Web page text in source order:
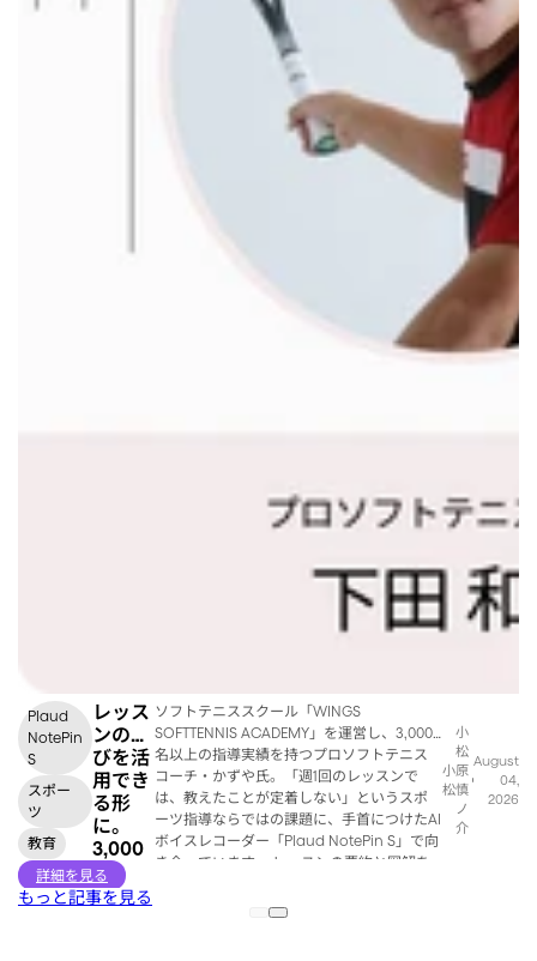
Plaud
NotePin
S
スポー
ツ
教育
レッス
ンの学
びを活
用でき
る形
に。
3,000
名を指
導する
ソフトテニススクール「WINGS
SOFTTENNIS ACADEMY」を運営し、3,000
名以上の指導実績を持つプロソフトテニス
コーチ・かずや氏。「週1回のレッスンで
は、教えたことが定着しない」というスポ
ーツ指導ならではの課題に、手首につけたAI
ボイスレコーダー「Plaud NotePin S」で向
き合っています。 レッスンの要約と図解を
びが定着するだけでなく、親子のコミュニ
小
松
小
松
原
慎
ノ
介
August
04,
2026
詳細を見る
もっと記事を見る